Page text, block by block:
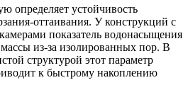
определяет устойчивость
оттаивания. У конструкций с
показатель водонасыщения
из-за изолированных пор. В
структурой этот параметр
к быстрому накоплению